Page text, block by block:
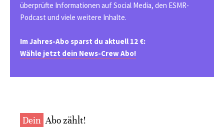
überprüfte Informationen auf Social Media, den ESMR-
Podcast und viele weitere Inhalte.
Im Jahres-Abo sparst du aktuell 12 €:
Wähle jetzt dein News-Crew Abo!
Dein Abo zählt!